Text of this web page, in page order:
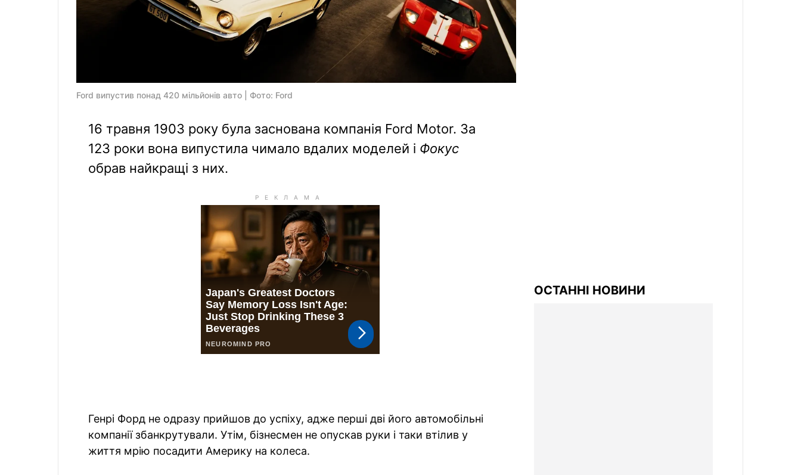
Ford випустив понад 420 мільйонів авто | Фото: Ford
16 травня 1903 року була заснована компанія Ford Motor. За
123 роки вона випустила чимало вдалих моделей і Фокус
обрав найкращі з них.
Генрі Форд не одразу прийшов до успіху, адже перші дві його автомобільні
компанії збанкрутували. Утім, бізнесмен не опускав руки і таки втілив у
життя мрію посадити Америку на колеса.
ОСТАННІ НОВИНИ